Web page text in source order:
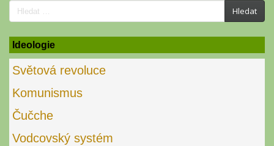
Search
for:
Hledat
Ideologie
Světová revoluce
Komunismus
Čučche
Vodcovský systém